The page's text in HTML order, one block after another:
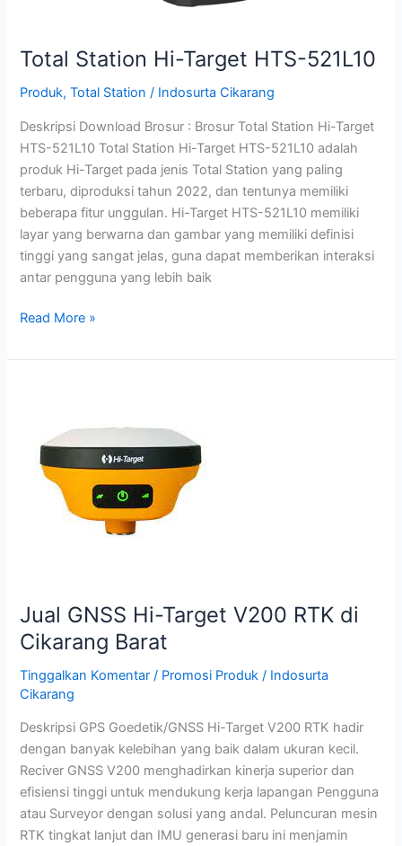
Total Station Hi-Target HTS-521L10
Produk,Total Station / Indosurta Cikarang
Deskripsi Download Brosur : Brosur Total Station Hi-Target
HTS-521L10 Total Station Hi-Target HTS-521L10 adalah
produk Hi-Target pada jenis Total Station yang paling
terbaru, diproduksi tahun 2022, dan tentunya memiliki
beberapa fitur unggulan. Hi-Target HTS-521L10 memiliki
layar yang berwarna dan gambar yang memiliki definisi
tinggi yang sangat jelas, guna dapat memberikan interaksi
antar pengguna yang lebih baik
Read More »
Jual GNSS Hi-Target V200 RTK di
Cikarang Barat
Tinggalkan Komentar / Promosi Produk / Indosurta
Cikarang
Deskripsi GPS Goedetik/GNSS Hi-Target V200 RTK hadir
dengan banyak kelebihan yang baik dalam ukuran kecil.
Reciver GNSS V200 menghadirkan kinerja superior dan
efisiensi tinggi untuk mendukung kerja lapangan Pengguna
atau Surveyor dengan solusi yang andal. Peluncuran mesin
RTK tingkat lanjut dan IMU generasi baru ini menjamin
Target
V200